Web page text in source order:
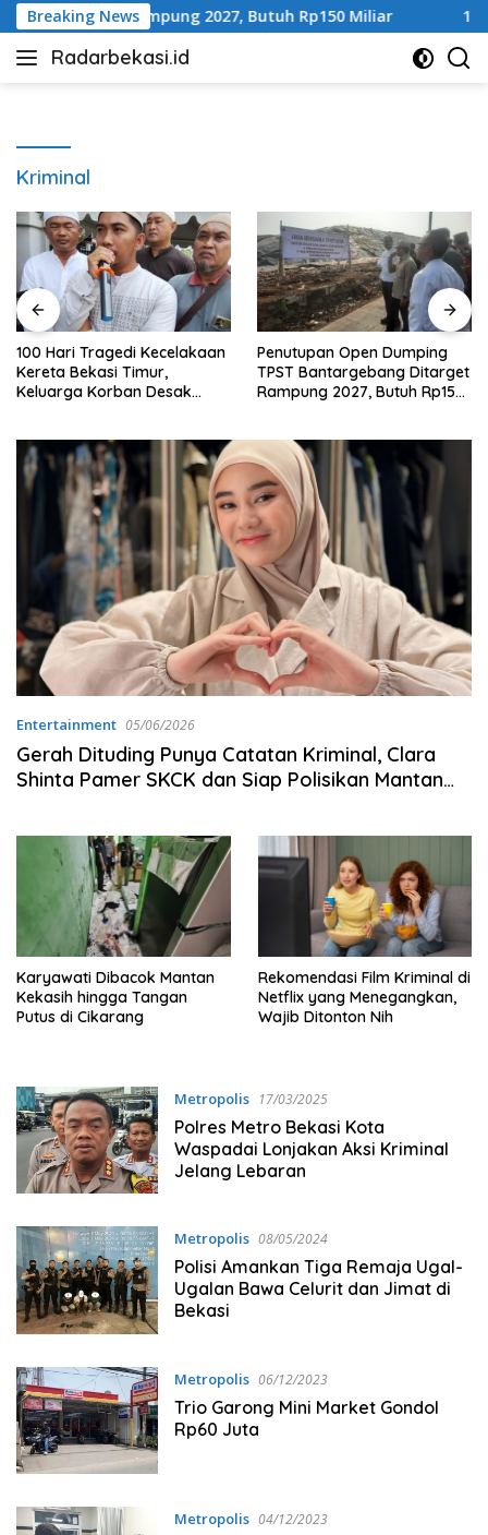
Langsung
ke
konten
Breaking News
Rampung 2027, Butuh Rp150 Miliar 100 Hari
Radarbekasi.id
Berita
Kriminal
Kecelakaan
Timur,
Desak
Penutupan Open Dumping
TPST Bantargebang Ditarget
Rampung 2027, Butuh Rp150
100 Hari
Kereta
Keluarga
Entertainment 05/06/2026
Gerah Dituding Punya Catatan Kriminal, Clara
Shinta Pamer SKCK dan Siap Polisikan Mantan
Karyawati Dibacok Mantan
Kekasih hingga Tangan
Putus di Cikarang
Rekomendasi Film Kriminal di
Netflix yang Menegangkan,
Wajib Ditonton Nih
Metropolis 17/03/2025
Polres Metro Bekasi Kota
Waspadai Lonjakan Aksi Kriminal
Jelang Lebaran
Metropolis 08/05/2024
Polisi Amankan Tiga Remaja Ugal-
Ugalan Bawa Celurit dan Jimat di
Metropolis 06/12/2023
Trio Garong Mini Market Gondol
Rp60 Juta
Metropolis 04/12/2023